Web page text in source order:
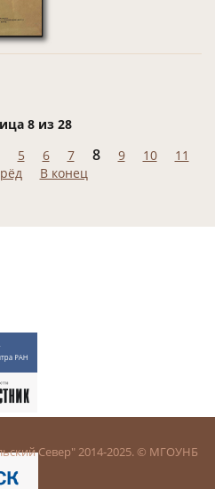
8 из 28
5 6 7 8 9 10
11
В конец
Север" 2014-2025. © МГОУНБ